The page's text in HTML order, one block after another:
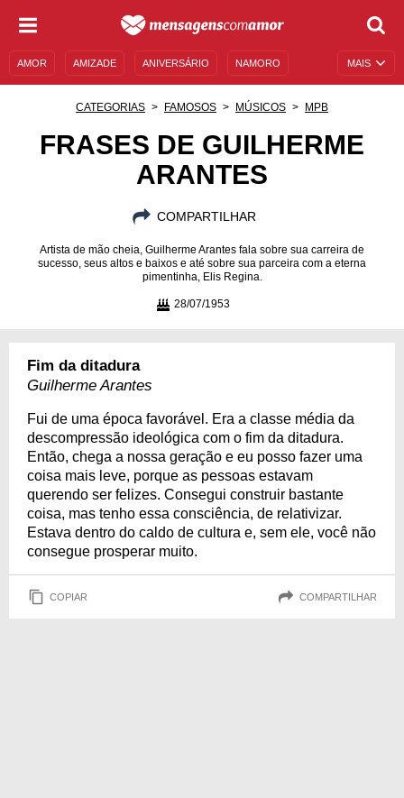
MAIS
AMOR AMIZADE ANIVERSÁRIO NAMORO
MENSAGENS DE ANIVERSÁRIO
CATEGORIAS FAMOSOS MÚSICOS MPB
FRASES DE GUILHERME
ARANTES
COMPARTILHAR
Artista de mão cheia, Guilherme Arantes fala sobre sua carreira de
sucesso, seus altos e baixos e até sobre sua parceira com a eterna
pimentinha, Elis Regina.
28/07/1953
Fim da ditadura
Guilherme Arantes
Fui de uma época favorável. Era a classe média da
descompressão ideológica com o fim da ditadura.
Então, chega a nossa geração e eu posso fazer uma
coisa mais leve, porque as pessoas estavam
querendo ser felizes. Consegui construir bastante
coisa, mas tenho essa consciência, de relativizar.
Estava dentro do caldo de cultura e, sem ele, você não
consegue prosperar muito.
COPIAR COMPARTILHAR